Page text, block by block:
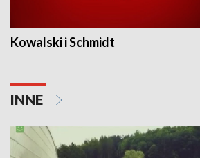
Kowalski i Schmidt
INNE